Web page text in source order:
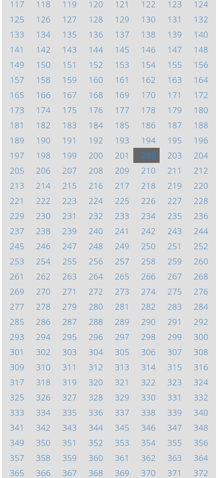
117
118 119 120 121 122 123
124
125
126 127 128 129 130 131
132
133
134 135 136 137 138 139
140
141
142 143 144 145 146 147
148
149
150 151 152 153 154 155
156
157
158 159 160 161 162 163
164
165
166 167 168 169 170 171
172
173
174 175 176 177 178 179
180
181
182 183 184 185 186 187
188
189
190 191 192 193 194 195
196
197
198 199 200 201 202 203
204
205
206 207 208 209 210 211
212
213
214 215 216 217 218 219
220
221
222 223 224 225 226 227
228
229
230 231 232 233 234 235
236
237
238 239 240 241 242 243
244
245
246 247 248 249 250 251
252
253
254 255 256 257 258 259
260
261
262 263 264 265 266 267
268
269
270 271 272 273 274 275
276
277
278 279 280 281 282 283
284
285
286 287 288 289 290 291
292
293
294 295 296 297 298 299
300
301
302 303 304 305 306 307
308
309
310 311 312 313 314 315
316
317
318 319 320 321 322 323
324
325
326 327 328 329 330 331
332
333
334 335 336 337 338 339
340
341
342 343 344 345 346 347
348
349
350 351 352 353 354 355
356
357
358 359 360 361 362 363
364
365
366 367 368 369 370 371 372